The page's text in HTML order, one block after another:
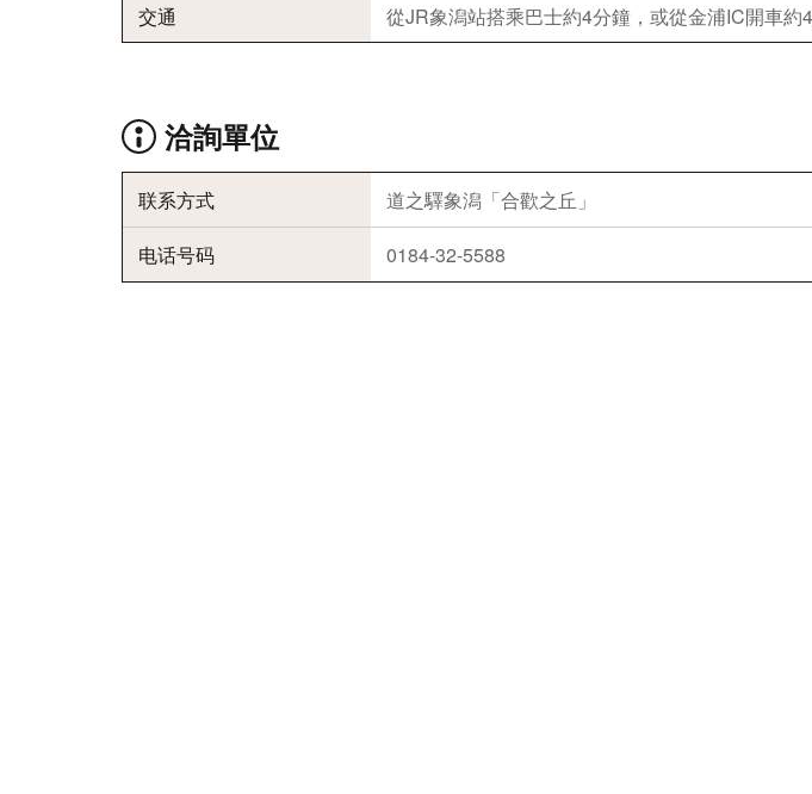
交通
從JR象潟站搭乘巴士約4分鐘，或從金浦IC開車約
洽詢單位
联系方式
道之驛象潟「合歡之丘」
电话号码
0184-32-5588